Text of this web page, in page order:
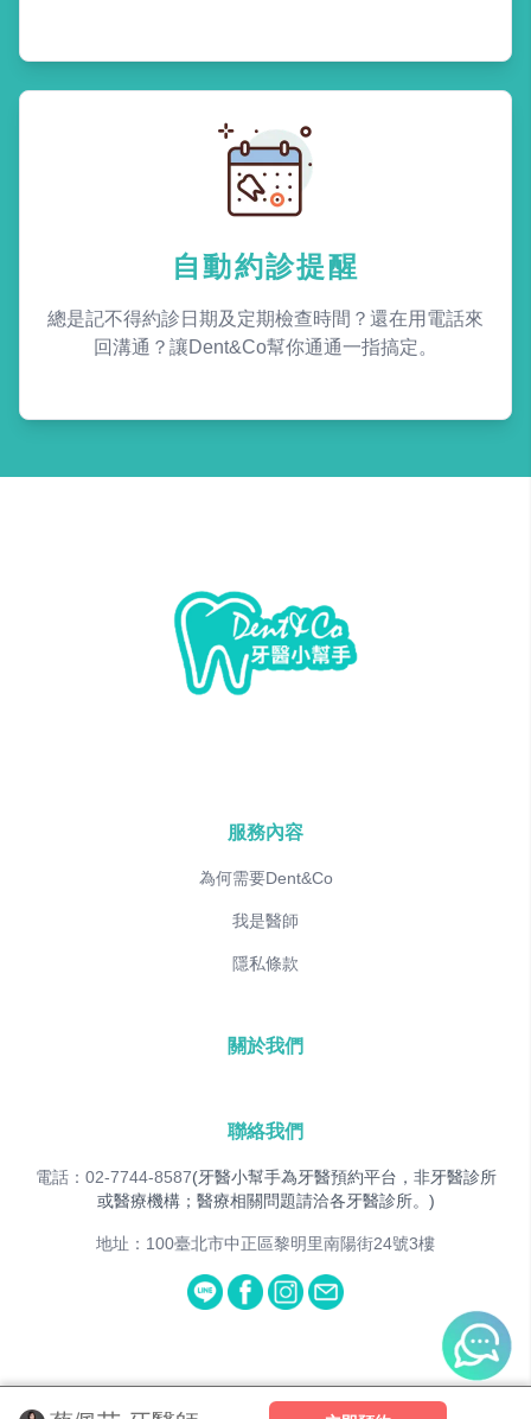
自動約診提醒
總是記不得約診日期及定期檢查時間？還在用電話來
回溝通？讓Dent&Co幫你通通一指搞定。
服務內容
為何需要Dent&Co
我是醫師
隱私條款
關於我們
聯絡我們
電話：02-7744-8587(牙醫小幫手為牙醫預約平台，非牙醫診所
或醫療機構；醫療相關問題請洽各牙醫診所。)
地址：100臺北市中正區黎明里南陽街24號3樓